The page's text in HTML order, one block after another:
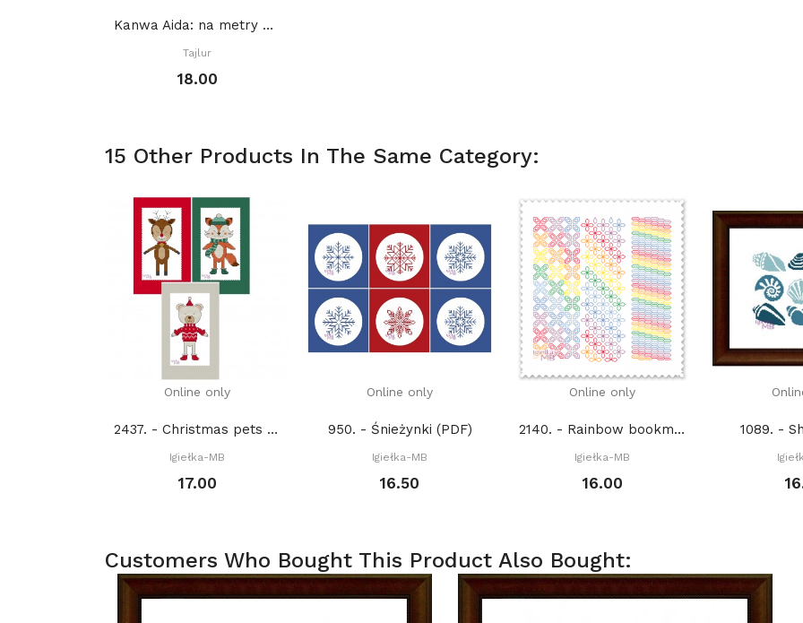
Kanwa Aida: na metry BIAŁA
Tajlur
18.00
15 Other Products In The Same Category:
Online only
2437. - Christmas pets (PDF)
Igiełka-MB
17.00
Online only
950. - Śnieżynki (PDF)
Igiełka-MB
16.50
Online only
2140. - Rainbow bookmarks (PDF)
Igiełka-MB
16.00
1089. -
Customers Who Bought This Product Also Bought: